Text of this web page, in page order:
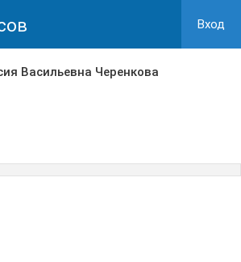
Вход
Васильевна Черенкова